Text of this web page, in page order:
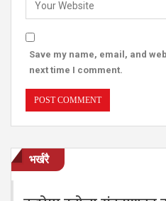
Save my name, email, and
next time I comment.
भर्खरै